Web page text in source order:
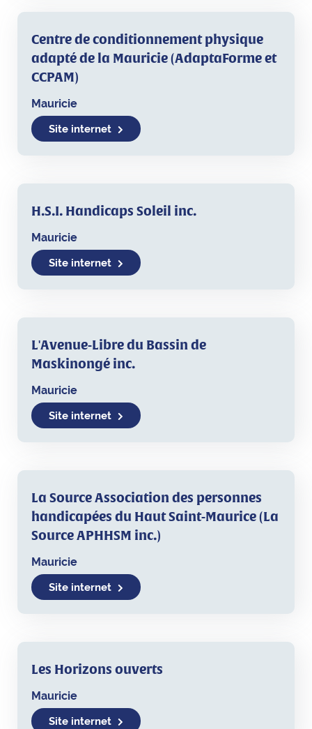
Centre de conditionnement physique
adapté de la Mauricie (AdaptaForme et
CCPAM)
Mauricie
Site internet
H.S.I. Handicaps Soleil inc.
Mauricie
Site internet
L'Avenue-Libre du Bassin de
Maskinongé inc.
Mauricie
Site internet
La Source Association des personnes
handicapées du Haut Saint-Maurice (La
Source APHHSM inc.)
Mauricie
Site internet
Les Horizons ouverts
Mauricie
Site internet